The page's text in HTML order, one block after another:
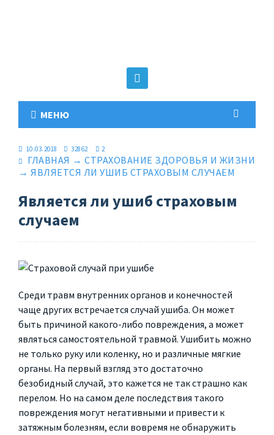
МЕНЮ
10.03.2018 32862 2
ГЛАВНАЯ → СТРАХОВАНИЕ ЗДОРОВЬЯ И ЖИЗНИ
→ ЯВЛЯЕТСЯ ЛИ УШИБ СТРАХОВЫМ СЛУЧАЕМ
Является ли ушиб страховым
случаем
Среди травм внутренних органов и конечностей
чаще других встречается случай ушиба. Он может
быть причиной какого-либо повреждения, а может
являться самостоятельной травмой. Ушибить можно
не только руку или коленку, но и различные мягкие
органы. На первый взгляд это достаточно
безобидный случай, это кажется не так страшно как
перелом. Но на самом деле последствия такого
повреждения могут негативными и привести к
затяжным болезням, если вовремя не обнаружить